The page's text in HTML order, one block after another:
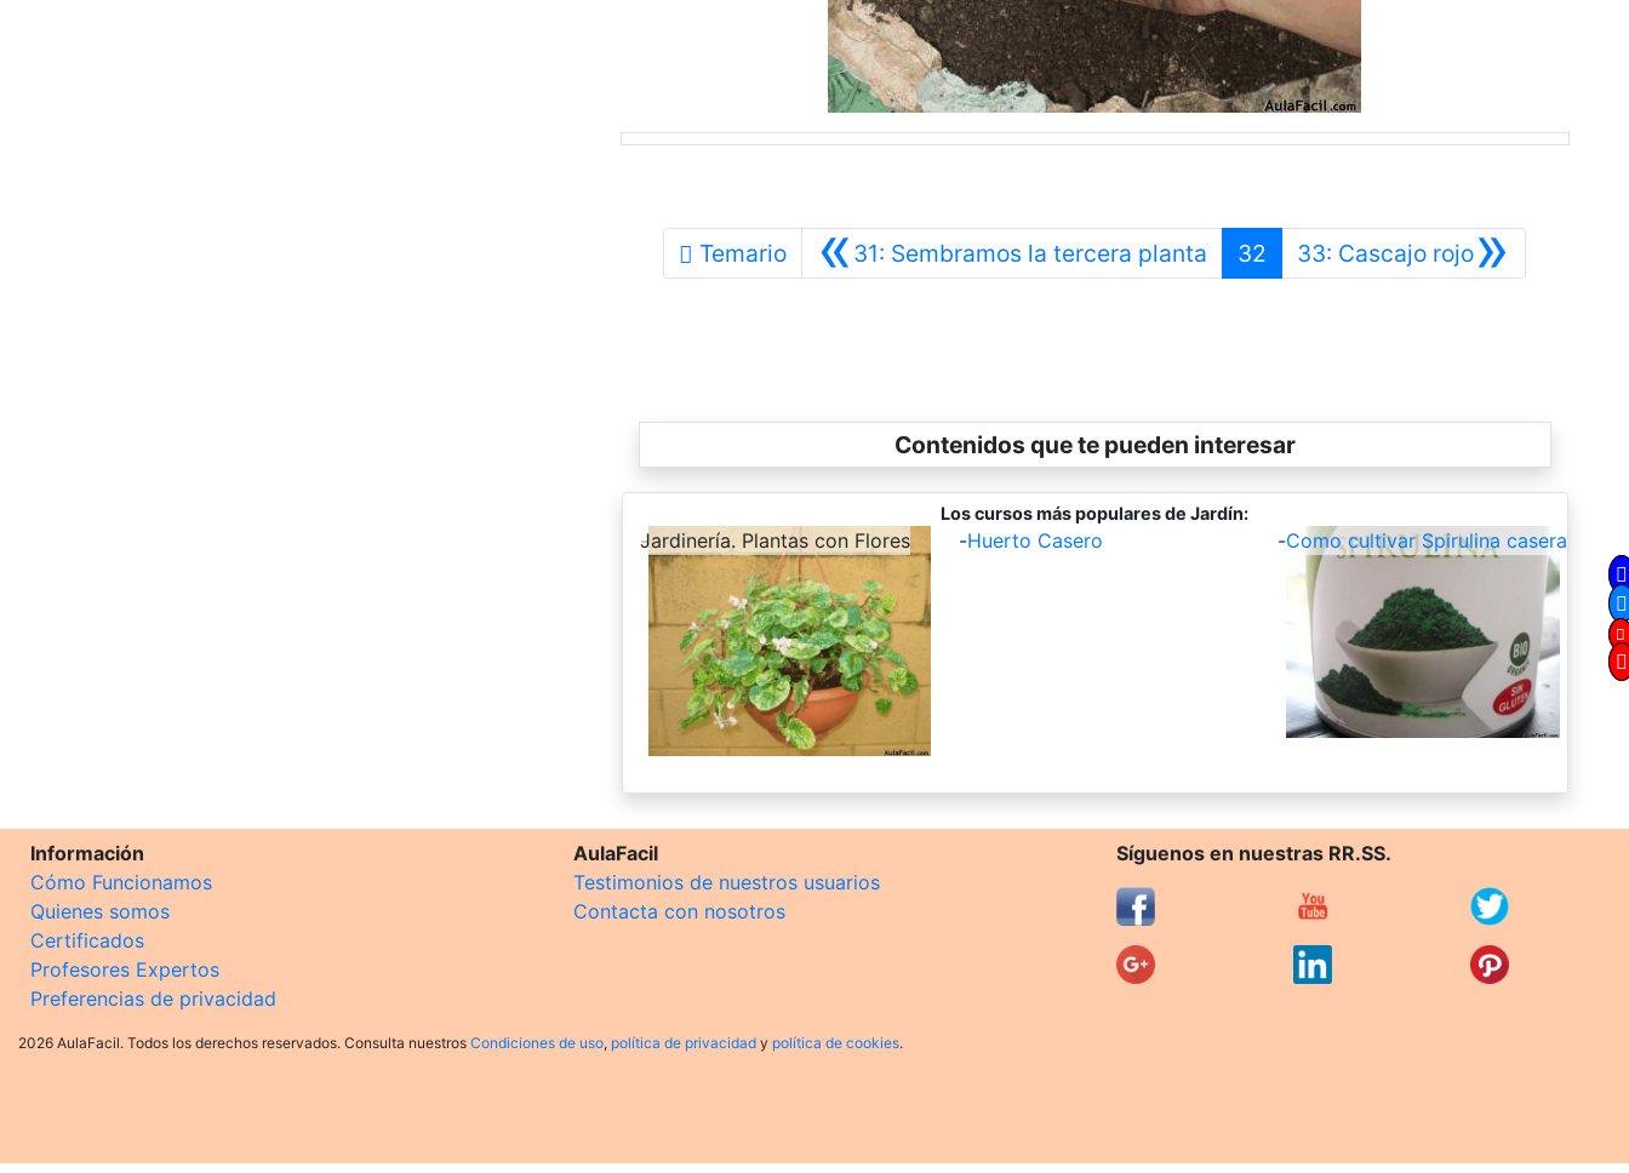
Temario «31: Sembramos la tercera planta Anterior
32 »
33: Cascajo rojoSiguiente
Contenidos que te pueden interesar
Los cursos más populares de Jardín:
-
Jardinería. Plantas con Flores -Huerto Casero -Como cultivar Spirulina casera
Información
Cómo Funcionamos
Quienes somos
Certificados
Profesores Expertos
Preferencias de privacidad
AulaFacil
Testimonios de nuestros usuarios
Contacta con nosotros
Síguenos en nuestras RR.SS.
2026 AulaFacil. Todos los derechos reservados. Consulta nuestros Condiciones de uso, política de privacidad y política de cookies.